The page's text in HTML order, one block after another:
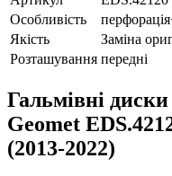
Особливість
Якість
Заміна
Розташування передні
Гальмівні
Geomet
(2013-2022)